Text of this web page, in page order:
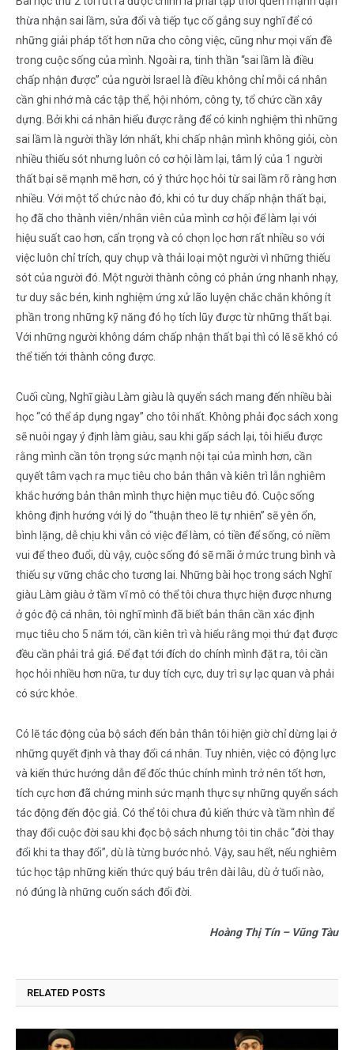
thừa nhận sai lầm, sửa đổi và tiếp tục cố gắng suy nghĩ để có
những giải pháp tốt hơn nữa cho công việc, cũng như mọi vấn đề
trong cuộc sống của mình. Ngoài ra, tinh thần “sai lầm là điều
chấp nhận được” của người Israel là điều không chỉ mỗi cá nhân
cần ghi nhớ mà các tập thể, hội nhóm, công ty, tổ chức cần xây
dựng. Bởi khi cá nhân hiểu được rằng để có kinh nghiệm thì những
sai lầm là người thầy lớn nhất, khi chấp nhận mình không giỏi, còn
nhiều thiếu sót nhưng luôn có cơ hội làm lại, tâm lý của 1 người
thất bại sẽ mạnh mẽ hơn, có ý thức học hỏi từ sai lầm rõ ràng hơn
nhiều. Với một tổ chức nào đó, khi có tư duy chấp nhận thất bại,
họ đã cho thành viên/nhân viên của mình cơ hội để làm lại với
hiệu suất cao hơn, cẩn trọng và có chọn lọc hơn rất nhiều so với
việc luôn chỉ trích, quy chụp và thải loại một người vì những thiếu
sót của người đó. Một người thành công có phản ứng nhanh nhạy,
tư duy sắc bén, kinh nghiệm ứng xử lão luyện chắc chắn không ít
phần trong những kỹ năng đó họ tích lũy được từ những thất bại.
Với những người không dám chấp nhận thất bại thì có lẽ sẽ khó có
thể tiến tới thành công được.
Cuối cùng, Nghĩ giàu Làm giàu là quyển sách mang đến nhiều bài
học “có thể áp dụng ngay” cho tôi nhất. Không phải đọc sách xong
sẽ nuôi ngay ý định làm giàu, sau khi gấp sách lại, tôi hiểu được
rằng mình cần tôn trọng sức mạnh nội tại của mình hơn, cần
quyết tâm vạch ra mục tiêu cho bản thân và kiên trì lẫn nghiêm
khắc hướng bản thân mình thực hiện mục tiêu đó. Cuộc sống
không định hướng với lý do “thuận theo lẽ tự nhiên” sẽ yên ổn,
bình lặng, dễ chịu khi vẫn có việc để làm, có tiền để sống, có niềm
vui để theo đuổi, dù vậy, cuộc sống đó sẽ mãi ở mức trung bình và
thiếu sự vững chắc cho tương lai. Những bài học trong sách Nghĩ
giàu Làm giàu ở tầm vĩ mô có thể tôi chưa thực hiện được nhưng
ở góc độ cá nhân, tôi nghĩ mình đã biết bản thân cần xác định
mục tiêu cho 5 năm tới, cần kiên trì và hiểu rằng mọi thứ đạt được
đều cần phải trả giá. Để đạt tới đích do chính mình đặt ra, tôi cần
học hỏi nhiều hơn nữa, tư duy tích cực, duy trì sự lạc quan và phải
có sức khỏe.
Có lẽ tác động của bộ sách đến bản thân tôi hiện giờ chỉ dừng lại ở
những quyết định và thay đổi cá nhân. Tuy nhiên, việc có động lực
và kiến thức hướng dẫn để đốc thúc chính mình trở nên tốt hơn,
tích cực hơn đã chứng minh sức mạnh thực sự những quyển sách
tác động đến độc giả. Có thể tôi chưa đủ kiến thức và tầm nhìn để
thay đổi cuộc đời sau khi đọc bộ sách nhưng tôi tin chắc “đời thay
đổi khi ta thay đổi”, dù là từng bước nhỏ. Vậy, sau hết, nếu nghiêm
túc học tập những kiến thức quý báu trên dài lâu, dù ở tuổi nào,
nó đúng là những cuốn sách đổi đời.
Hoàng Thị Tín – Vũng Tàu
RELATED POSTS